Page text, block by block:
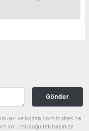
Gönder
ve kozatv.com.tr sitesine
sorumluluğu tek başınıza